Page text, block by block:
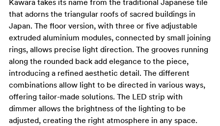
Kawara takes its name from the traditional Japanese tile
that adorns the triangular roofs of sacred buildings in
Japan. The floor version, with three or five adjustable
extruded aluminium modules, connected by small joining
rings, allows precise light direction. The grooves running
along the rounded back add elegance to the piece,
introducing a refined aesthetic detail. The different
combinations allow light to be directed in various ways,
offering tailor-made solutions. The LED strip with
dimmer allows the brightness of the lighting to be
adjusted, creating the right atmosphere in any space.